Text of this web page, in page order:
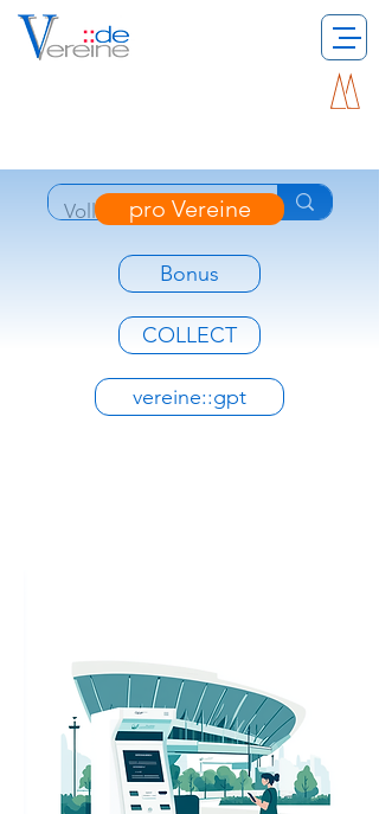
pro Vereine
Bonus
COLLECT
vereine::gpt